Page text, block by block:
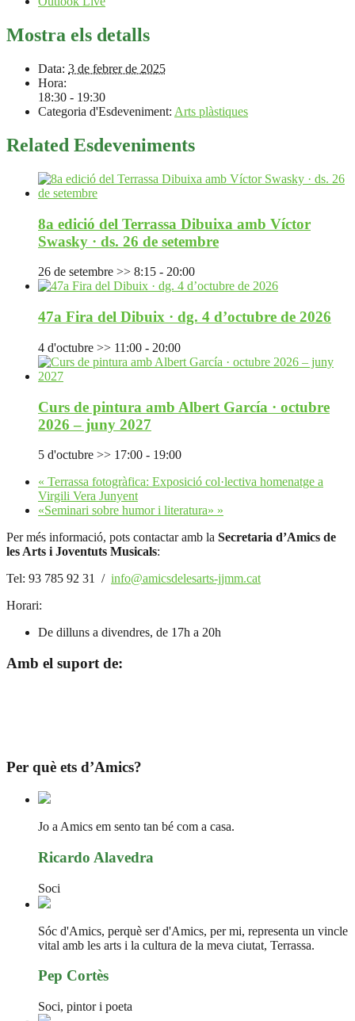
Mostra els detalls
Data: 3 de febrer de 2025
Hora:
18:30 - 19:30
Categoria d'Esdeveniment: Arts plàstiques
Related Esdeveniments
8a edició del Terrassa Dibuixa amb Víctor
Swasky · ds. 26 de setembre
26 de setembre >> 8:15 - 20:00
47a Fira del Dibuix · dg. 4 d’octubre de 2026
4 d'octubre >> 11:00 - 20:00
Curs de pintura amb Albert García · octubre
2026 – juny 2027
5 d'octubre >> 17:00 - 19:00
« Terrassa fotogràfica: Exposició col·lectiva homenatge a
Virgili Vera Junyent
«Seminari sobre humor i literatura» »
Per més informació, pots contactar amb la Secretaria d’Amics de
les Arts i Joventuts Musicals:
Tel: 93 785 92 31 / info@amicsdelesarts-jjmm.cat
Horari:
De dilluns a divendres, de 17h a 20h
Amb el suport de:
Per què ets d’Amics?
Jo a Amics em sento tan bé com a casa.
Ricardo Alavedra
Soci
Sóc d'Amics, perquè ser d'Amics, per mi, representa un vincle
vital amb les arts i la cultura de la meva ciutat, Terrassa.
Pep Cortès
Soci, pintor i poeta